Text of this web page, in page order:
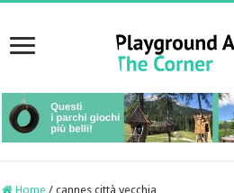
Home / cannes città vecchia